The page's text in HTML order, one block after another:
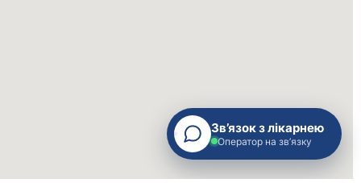
Зв’язок з лікарнею
Оператор на зв’язку